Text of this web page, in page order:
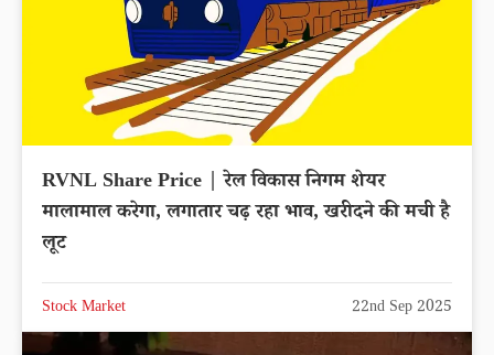
RVNL Share Price | रेल विकास निगम शेयर
मालामाल करेगा, लगातार चढ़ रहा भाव, खरीदने की मची है
लूट
Stock Market 22nd Sep 2025